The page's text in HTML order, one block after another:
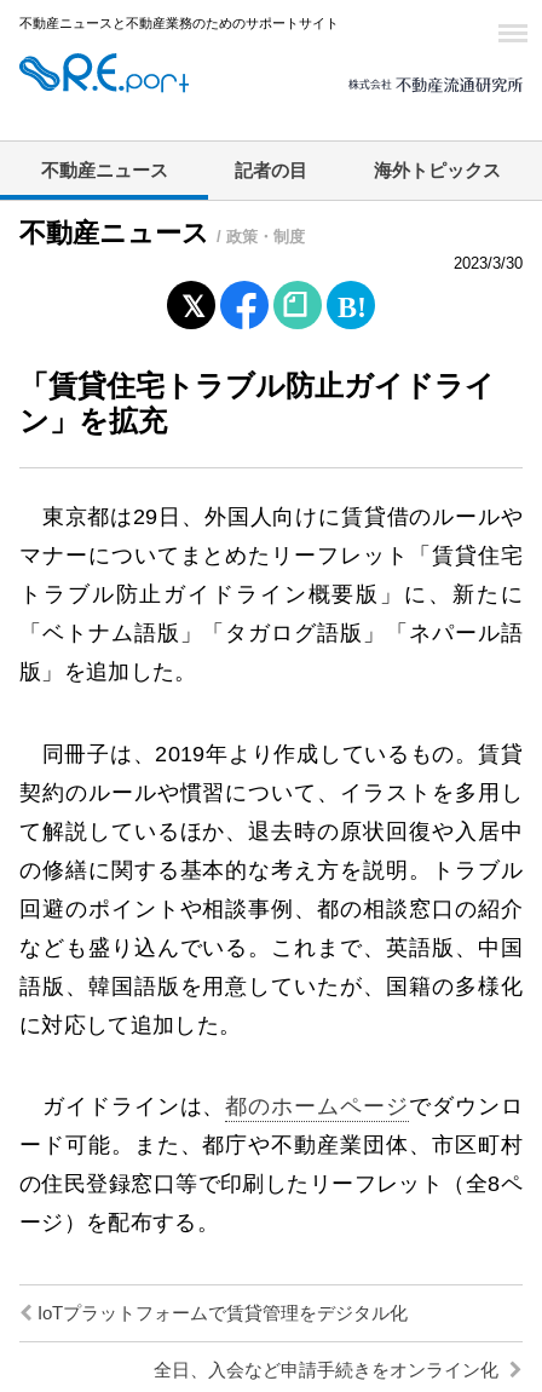
不動産ニュースと不動産業務のためのサポートサイト
不動産ニュース 記者の目 海外トピックス
不動産ニュース / 政策・制度
2023/3/30
「賃貸住宅トラブル防止ガイドライ
ン」を拡充
東京都は29日、外国人向けに賃貸借のルールや
マナーについてまとめたリーフレット「賃貸住宅
トラブル防止ガイドライン概要版」に、新たに
「ベトナム語版」「タガログ語版」「ネパール語
版」を追加した。
同冊子は、2019年より作成しているもの。賃貸
契約のルールや慣習について、イラストを多用し
て解説しているほか、退去時の原状回復や入居中
の修繕に関する基本的な考え方を説明。トラブル
回避のポイントや相談事例、都の相談窓口の紹介
なども盛り込んでいる。これまで、英語版、中国
語版、韓国語版を用意していたが、国籍の多様化
に対応して追加した。
ガイドラインは、都のホームページでダウンロ
ード可能。また、都庁や不動産業団体、市区町村
の住民登録窓口等で印刷したリーフレット（全8ペ
ージ）を配布する。
IoTプラットフォームで賃貸管理をデジタル化
全日、入会など申請手続きをオンライン化